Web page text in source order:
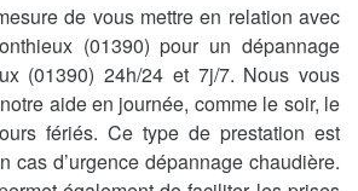
de vous mettre en relation avec
(01390) pour un dépannage
(01390) 24h/24 et 7j/7. Nous vous
aide en journée, comme le soir, le
fériés. Ce type de prestation est
cas d’urgence dépannage chaudière.